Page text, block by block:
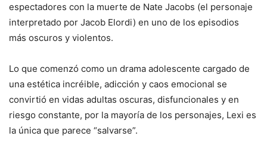
espectadores con la muerte de Nate Jacobs (el personaje
interpretado por Jacob Elordi) en uno de los episodios
más oscuros y violentos.
Lo que comenzó como un drama adolescente cargado de
una estética incréible, adicción y caos emocional se
convirtió en vidas adultas oscuras, disfuncionales y en
riesgo constante, por la mayoría de los personajes, Lexi es
la única que parece “salvarse”.